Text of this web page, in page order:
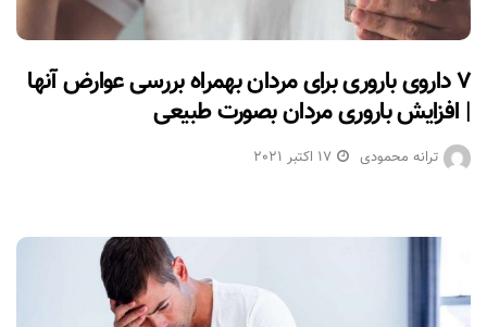
۷ داروی باروری برای مردان بهمراه بررسی عوارض آنها
| افزایش باروری مردان بصورت طبیعی
ترانه محمودی 17 اکتبر 2021